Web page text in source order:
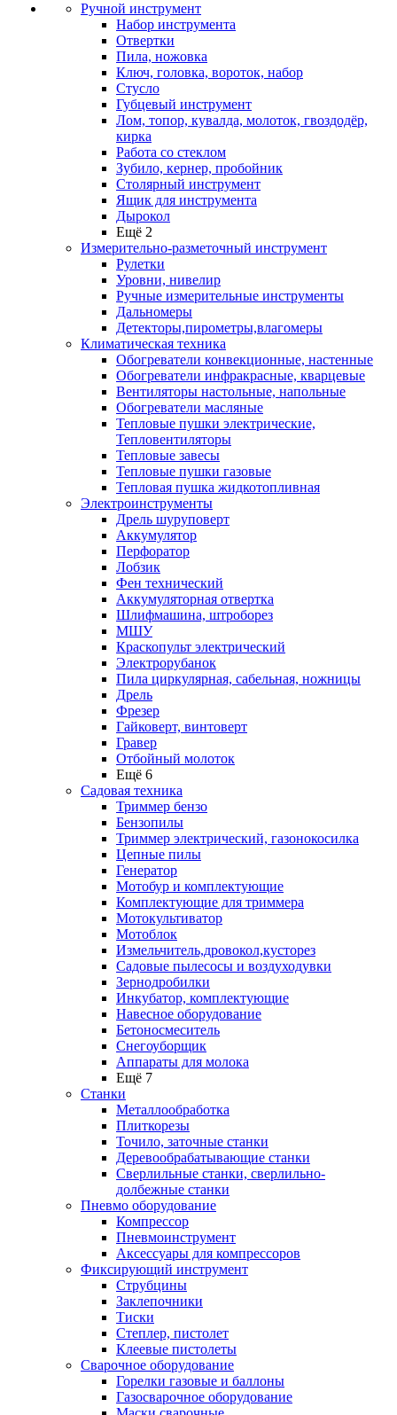
Ручной инструмент
Набор инструмента
Отвертки
Пила, ножовка
Ключ, головка, вороток, набор
Стусло
Губцевый инструмент
Лом, топор, кувалда, молоток, гвоздодёр,
кирка
Работа со стеклом
Зубило, кернер, пробойник
Столярный инструмент
Ящик для инструмента
Дырокол
Ещё 2
Измерительно-разметочный инструмент
Рулетки
Уровни, нивелир
Ручные измерительные инструменты
Дальномеры
Детекторы,пирометры,влагомеры
Климатическая техника
Обогреватели конвекционные, настенные
Обогреватели инфракрасные, кварцевые
Вентиляторы настольные, напольные
Обогреватели масляные
Тепловые пушки электрические,
Тепловентиляторы
Тепловые завесы
Тепловые пушки газовые
Тепловая пушка жидкотопливная
Электроинструменты
Дрель шуруповерт
Аккумулятор
Перфоратор
Лобзик
Фен технический
Аккумуляторная отвертка
Шлифмашина, штроборез
МШУ
Краскопульт электрический
Электрорубанок
Пила циркулярная, сабельная, ножницы
Дрель
Фрезер
Гайковерт, винтоверт
Гравер
Отбойный молоток
Ещё 6
Садовая техника
Триммер бензо
Бензопилы
Триммер электрический, газонокосилка
Цепные пилы
Генератор
Мотобур и комплектующие
Комплектующие для триммера
Мотокультиватор
Мотоблок
Измельчитель,дровокол,кусторез
Садовые пылесосы и воздуходувки
Зернодробилки
Инкубатор, комплектующие
Навесное оборудование
Бетоносмеситель
Снегоуборщик
Аппараты для молока
Ещё 7
Станки
Металлообработка
Плиткорезы
Точило, заточные станки
Деревообрабатывающие станки
Сверлильные станки, сверлильно-
долбежные станки
Пневмо оборудование
Компрессор
Пневмоинструмент
Аксессуары для компрессоров
Фиксирующий инструмент
Струбцины
Заклепочники
Тиски
Степлер, пистолет
Клеевые пистолеты
Сварочное оборудование
Горелки газовые и баллоны
Газосварочное оборудование